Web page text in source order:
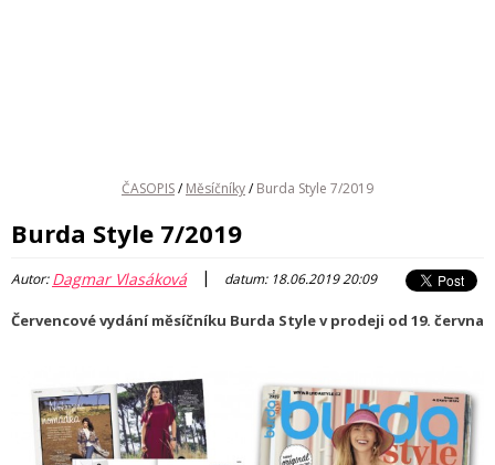
ČASOPIS/ Měsíčníky/ Burda Style 7/2019
Burda Style 7/2019
Autor:Dagmar Vlasáková | datum: 18.06.2019 20:09
Červencové vydání měsíčníku Burda Style v prodeji od 19. června